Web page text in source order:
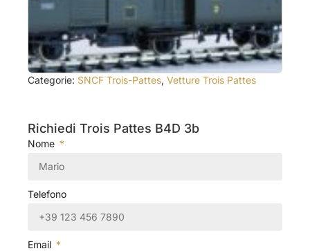
Categorie: SNCF Trois-Pattes, Vetture Trois Pattes
Richiedi Trois Pattes B4D 3b
Nome
Telefono
Email